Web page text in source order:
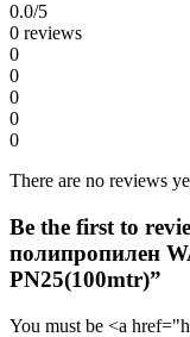
0.0/5
0 reviews
0
0
0
0
0
There are no reviews
Be the first to
полипропилен
PN25(100mtr)”
You must be <a